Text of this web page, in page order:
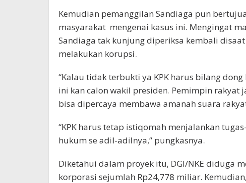
Kemudian pemanggilan Sandiaga pun
masyarakat mengenai kasus ini. Mengingat
Sandiaga tak kunjung diperiksa kembali disaat
melakukan korupsi.
“Kalau tidak terbukti ya KPK harus bilang
ini kan calon wakil presiden. Pemimpin rakyat
bisa dipercaya membawa amanah suara
“KPK harus tetap istiqomah menjalankan
hukum se adil-adilnya,” pungkasnya.
Diketahui dalam proyek itu, DGI/NKE diduga
korporasi sejumlah Rp24,778 miliar.